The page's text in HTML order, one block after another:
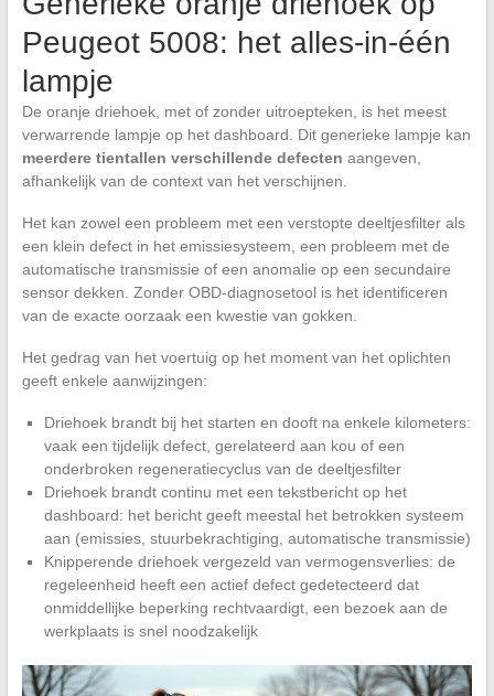
Peugeot 5008: het alles-in-één
lampje
De oranje driehoek, met of zonder uitroepteken, is het meest
verwarrende lampje op het dashboard. Dit generieke lampje kan
meerdere tientallen verschillende defecten aangeven,
afhankelijk van de context van het verschijnen.
Het kan zowel een probleem met een verstopte deeltjesfilter als
een klein defect in het emissiesysteem, een probleem met de
automatische transmissie of een anomalie op een secundaire
sensor dekken. Zonder OBD-diagnosetool is het identificeren
van de exacte oorzaak een kwestie van gokken.
Het gedrag van het voertuig op het moment van het oplichten
geeft enkele aanwijzingen:
Driehoek brandt bij het starten en dooft na enkele kilometers:
vaak een tijdelijk defect, gerelateerd aan kou of een
onderbroken regeneratiecyclus van de deeltjesfilter
Driehoek brandt continu met een tekstbericht op het
dashboard: het bericht geeft meestal het betrokken systeem
aan (emissies, stuurbekrachtiging, automatische transmissie)
Knipperende driehoek vergezeld van vermogensverlies: de
regeleenheid heeft een actief defect gedetecteerd dat
onmiddellijke beperking rechtvaardigt, een bezoek aan de
werkplaats is snel noodzakelijk